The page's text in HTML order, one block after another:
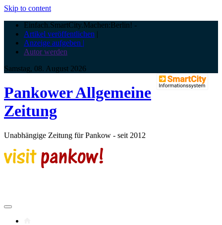
Skip to content
Einfach.SmartCity.Machen:Berlin! -
Artikel veröffentlichen |
Anzeige aufgeben |
Autor werden
Samstag, 08. August 2026
Pankower Allgemeine
Zeitung
Unabhängige Zeitung für Pankow - seit 2012